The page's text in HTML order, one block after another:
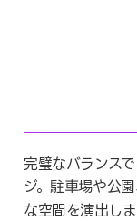
完璧なバランス
ジ。駐車場や公
な空間を演出しま